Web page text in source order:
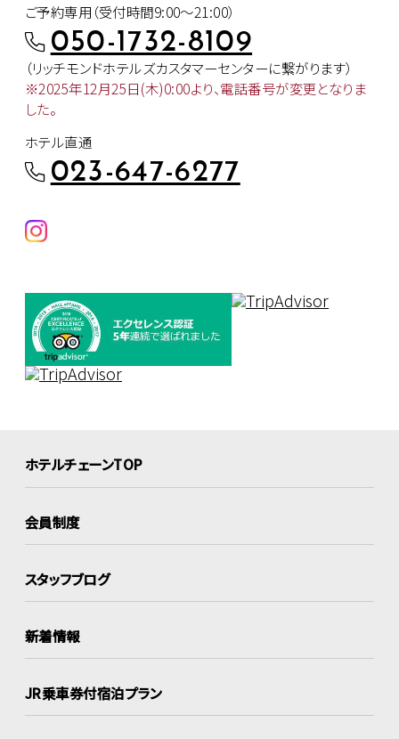
ご予約専用（受付時間9:00～21:00）
050-1732-8109
（リッチモンドホテルズカスタマーセンターに繋がります）
※2025年12月25日(木)0:00より、電話番号が変更となりま
した。
ホテル直通
023-647-6277
ホテルチェーンTOP
会員制度
スタッフブログ
新着情報
JR乗車券付宿泊プラン